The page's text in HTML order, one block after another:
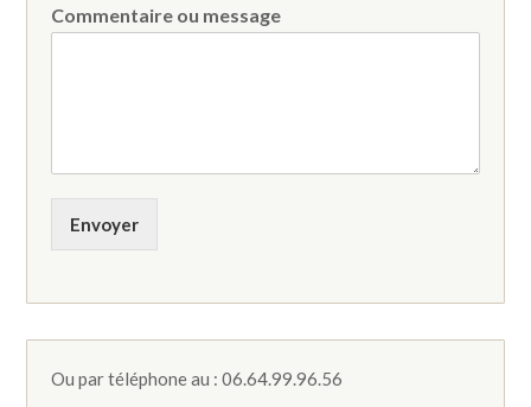
Commentaire ou message
Envoyer
Ou par téléphone au : 06.64.99.96.56